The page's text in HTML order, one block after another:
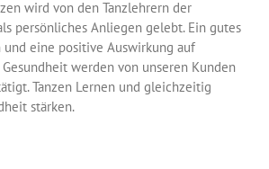
wird von den Tanzlehrern der
persönliches Anliegen gelebt. Ein gutes
und eine positive Auswirkung auf
werden von unseren Kunden
Tanzen Lernen und gleichzeitig
stärken.